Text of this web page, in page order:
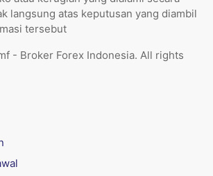
langsung atas keputusan yang diambil
tersebut
- Broker Forex Indonesia. All rights